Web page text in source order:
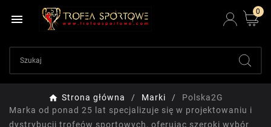

0
Strona główna Marki
Polska2G
Marka od ponad 25 lat specjalizuje się w projektowaniu i
dystrybucji trofeów sportowych, oferując szeroki wybór